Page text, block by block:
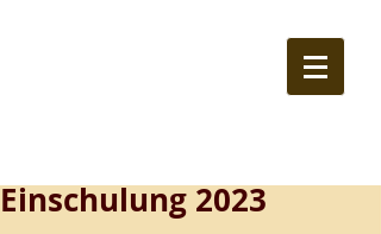
Einschulung 2023